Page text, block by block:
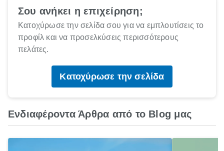
Σου ανήκει η επιχείρηση;
Κατοχύρωσε την σελίδα σου για να εμπλουτίσεις το
προφίλ και να προσελκύσεις περισσότερους
πελάτες.
Κατοχύρωσε την σελίδα
Ενδιαφέροντα Άρθρα από το Blog μας